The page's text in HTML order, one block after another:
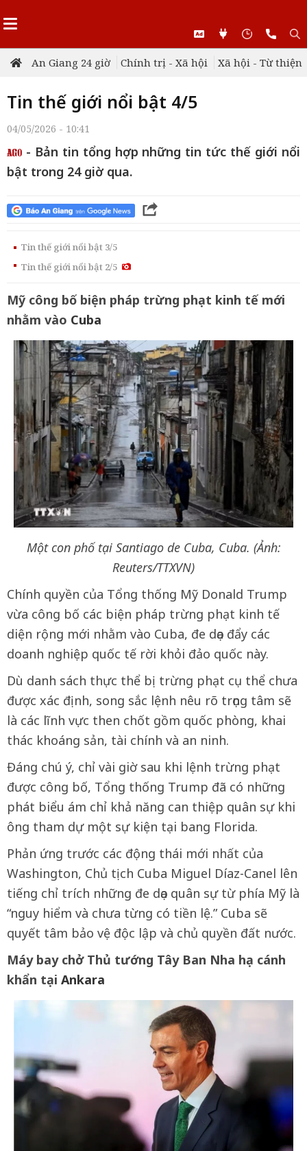
An Giang 24 giờ Chính trị - Xã hội Xã hội - Từ thiện
Tin thế giới nổi bật 4/5
04/05/2026 - 10:41
- Bản tin tổng hợp những tin tức thế giới nổi
bật trong 24 giờ qua.
Tin thế giới nổi bật 3/5
Tin thế giới nổi bật 2/5
Mỹ công bố biện pháp trừng phạt kinh tế mới
nhằm vào Cuba
Một con phố tại Santiago de Cuba, Cuba. (Ảnh:
Reuters/TTXVN)
Chính quyền của Tổng thống Mỹ Donald Trump
vừa công bố các biện pháp trừng phạt kinh tế
diện rộng mới nhằm vào Cuba, đe dọa đẩy các
doanh nghiệp quốc tế rời khỏi đảo quốc này.
Dù danh sách thực thể bị trừng phạt cụ thể chưa
được xác định, song sắc lệnh nêu rõ trọng tâm sẽ
là các lĩnh vực then chốt gồm quốc phòng, khai
thác khoáng sản, tài chính và an ninh.
Đáng chú ý, chỉ vài giờ sau khi lệnh trừng phạt
được công bố, Tổng thống Trump đã có những
phát biểu ám chỉ khả năng can thiệp quân sự khi
ông tham dự một sự kiện tại bang Florida.
Phản ứng trước các động thái mới nhất của
Washington, Chủ tịch Cuba Miguel Díaz-Canel lên
tiếng chỉ trích những đe dọa quân sự từ phía Mỹ là
“nguy hiểm và chưa từng có tiền lệ.” Cuba sẽ
quyết tâm bảo vệ độc lập và chủ quyền đất nước.
Máy bay chở Thủ tướng Tây Ban Nha hạ cánh
khẩn tại Ankara